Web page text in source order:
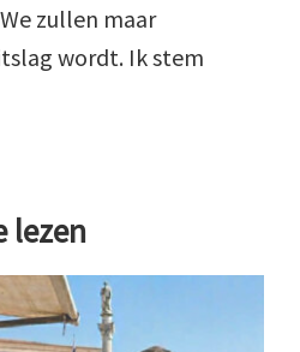
zullen maar
wordt. Ik stem
lezen